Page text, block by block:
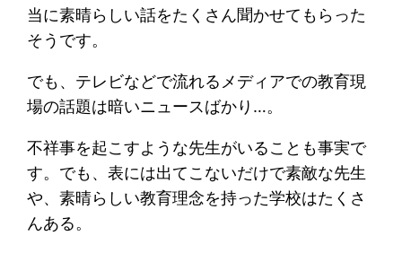
当に素晴らしい話をたくさん聞かせてもらった
そうです。
でも、テレビなどで流れるメディアでの教育現
場の話題は暗いニュースばかり…。
不祥事を起こすような先生がいることも事実で
す。でも、表には出てこないだけで素敵な先生
や、素晴らしい教育理念を持った学校はたくさ
んある。